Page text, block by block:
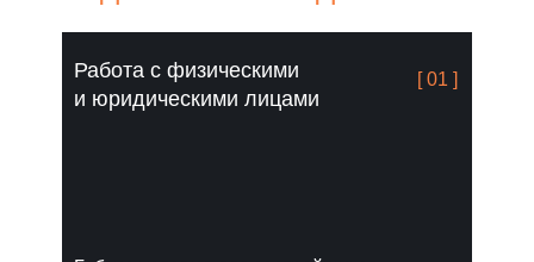
Работа с физическими
и юридическими лицами
[ 01 ]